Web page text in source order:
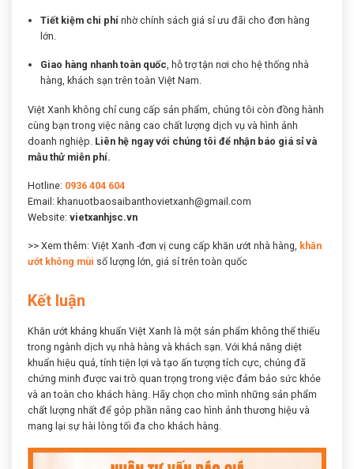
Tiết kiệm chi phí nhờ chính sách giá sỉ ưu đãi cho đơn hàng
lớn.
Giao hàng nhanh toàn quốc, hỗ trợ tận nơi cho hệ thống nhà
hàng, khách sạn trên toàn Việt Nam.
Việt Xanh không chỉ cung cấp sản phẩm, chúng tôi còn đồng hành
cùng bạn trong việc nâng cao chất lượng dịch vụ và hình ảnh
doanh nghiệp. Liên hệ ngay với chúng tôi để nhận báo giá sỉ và
mẫu thử miễn phí.
Hotline: 0936 404 604
Email: khanuotbaosaibanthovietxanh@gmail.com
Website: vietxanhjsc.vn
>> Xem thêm: Việt Xanh -đơn vị cung cấp khăn ướt nhà hàng, khăn
ướt không mùi số lượng lớn, giá sỉ trên toàn quốc
Kết luận
Khăn ướt kháng khuẩn Việt Xanh là một sản phẩm không thể thiếu
trong ngành dịch vụ nhà hàng và khách sạn. Với khả năng diệt
khuẩn hiệu quả, tính tiện lợi và tạo ấn tượng tích cực, chúng đã
chứng minh được vai trò quan trọng trong việc đảm bảo sức khỏe
và an toàn cho khách hàng. Hãy chọn cho mình những sản phẩm
chất lượng nhất để góp phần nâng cao hình ảnh thương hiệu và
mang lại sự hài lòng tối đa cho khách hàng.